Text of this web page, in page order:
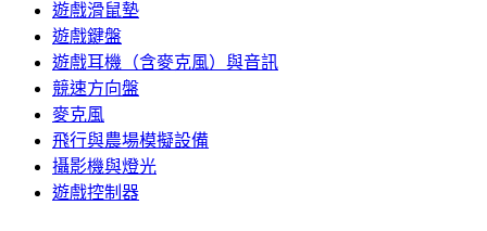
遊戲滑鼠墊
遊戲鍵盤
遊戲耳機（含麥克風）與音訊
競速方向盤
麥克風
飛行與農場模擬設備
攝影機與燈光
遊戲控制器